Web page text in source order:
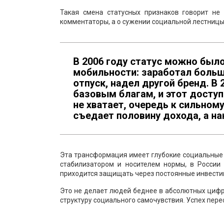
Такая смена статусных признаков говорит
комментаторы, а о сужении социальной лестницы.
В 2006 году статус можно
мобильности: заработал
отпуск, надел другой бренд. В
базовым благам, и этот
не хватает, очередь к
съедает половину дохода, а
Эта трансформация имеет глубокие
стабилизатором и носителем нормы, в
приходится защищать через постоянные
Это не делает людей беднее в абсолютных
структуру социального самочувствия. Успех